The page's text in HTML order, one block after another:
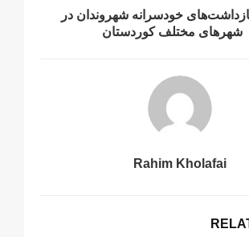
خودسرانه شهروندان در
شهرهای مختلف کوردستان
Rahim Kholafai